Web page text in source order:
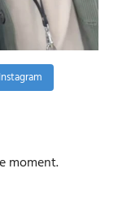
moment.